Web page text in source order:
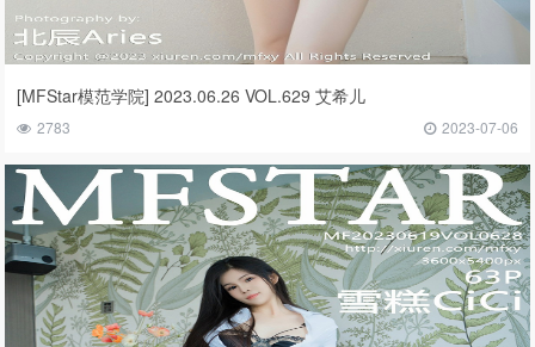
[MFStar模范学院] 2023.06.26 VOL.629 艾希儿
2783 2023-07-06